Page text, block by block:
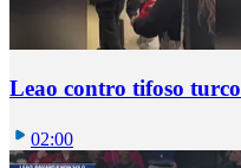
Leao contro tifoso turco
02:00